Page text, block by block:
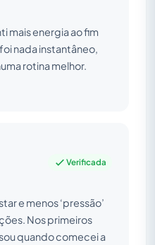
mais energia ao fim
nada instantâneo,
rotina melhor.
Verificada
e menos ‘pressão’
Nos primeiros
quando comecei a